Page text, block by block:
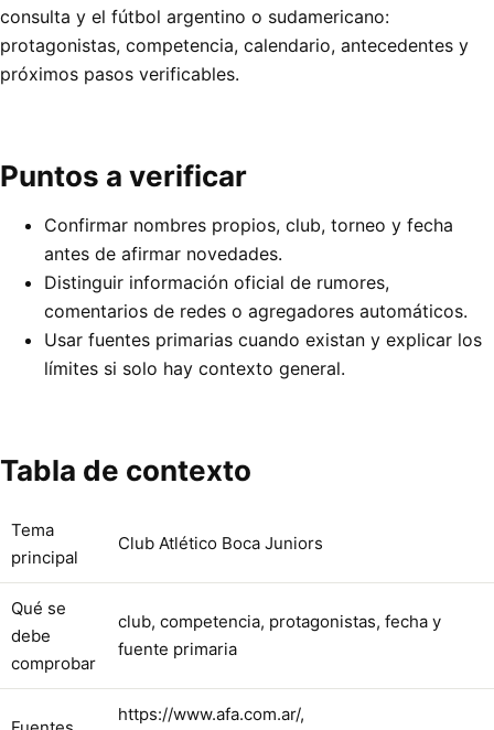
consulta y el fútbol argentino o sudamericano:
protagonistas, competencia, calendario, antecedentes y
próximos pasos verificables.
Puntos a verificar
Confirmar nombres propios, club, torneo y fecha
antes de afirmar novedades.
Distinguir información oficial de rumores,
comentarios de redes o agregadores automáticos.
Usar fuentes primarias cuando existan y explicar los
límites si solo hay contexto general.
Tabla de contexto
Tema
principal
Club Atlético Boca Juniors
Qué se
debe
comprobar
club, competencia, protagonistas, fecha y
fuente primaria
https://www.afa.com.ar/,